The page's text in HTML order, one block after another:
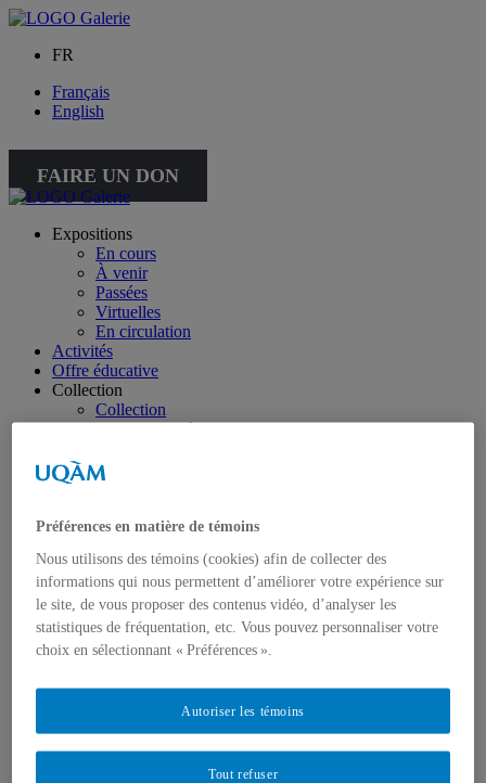
FR
Français
English
FAIRE UN DON
Expositions
En cours
À venir
Passées
Virtuelles
En circulation
Activités
Offre éducative
Collection
Collection
Collection spéciale : petite collection
À propos de la petite collection
Publications
À propos des publications
Actualités
À propos
Accessibilité
Contact
Mandat
Proposition de projet
Préférences en matière de témoins
Nous utilisons des témoins (cookies) afin de collecter des
informations qui nous permettent d’améliorer votre expérience sur
le site, de vous proposer des contenus vidéo, d’analyser les
statistiques de fréquentation, etc. Vous pouvez personnaliser votre
choix en sélectionnant « Préférences ».
Tout refuser
Autoriser les témoins